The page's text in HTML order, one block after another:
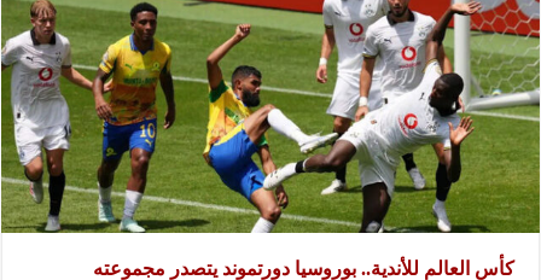
كأس العالم للأندية.. بوروسيا دورتموند يتصدر مجموعته